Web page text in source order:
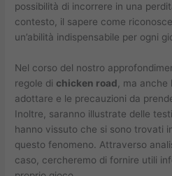
possibilità di incorrere in una
contesto, il sapere come
un’abilità indispensabile per ogni
Nel corso del nostro
regole di chicken road, ma anche
adottare e le precauzioni da
Inoltre, saranno illustrate delle
hanno vissuto che si sono trovati
questo fenomeno. Attraverso
caso, cercheremo di fornire utili